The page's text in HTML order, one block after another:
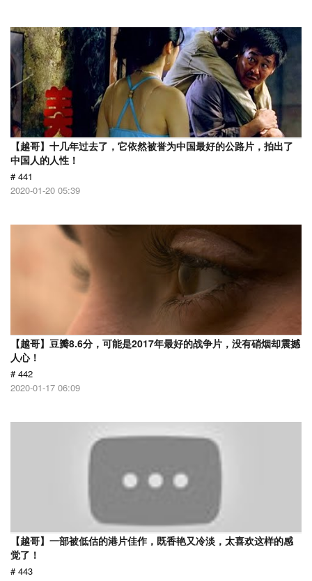
【越哥】十几年过去了，它依然被誉为中国最好的公路片，拍出了
中国人的人性！
# 441
2020-01-20 05:39
【越哥】豆瓣8.6分，可能是2017年最好的战争片，没有硝烟却震撼
人心！
# 442
2020-01-17 06:09
【越哥】一部被低估的港片佳作，既香艳又冷淡，太喜欢这样的感
觉了！
# 443